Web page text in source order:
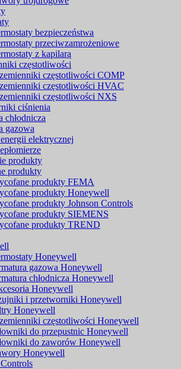
bezpieczeństwa
przeciwzamrożeniowe
z kapilarą
częstotliwości
częstotliwości COMP
częstotliwości HVAC
częstotliwości NXS
ciśnienia
chłodnicza
gazowa
elektrycznej
produkty
produkty
produkty FEMA
produkty Honeywell
produkty Johnson Controls
produkty SIEMENS
produkty TREND
Honeywell
gazowa Honeywell
chłodnicza Honeywell
Honeywell
i przetworniki Honeywell
Honeywell
częstotliwości Honeywell
do przepustnic Honeywell
do zaworów Honeywell
Honeywell